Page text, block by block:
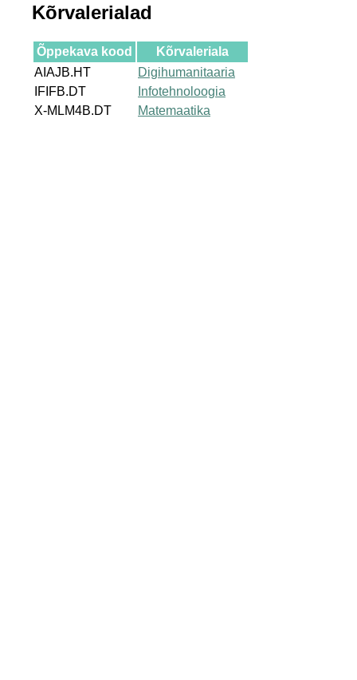
Kõrvalerialad
Õppekava kood
Kõrvaleriala
AIAJB.HT
Digihumanitaaria
IFIFB.DT
Infotehnoloogia
X-MLM4B.DT
Matemaatika